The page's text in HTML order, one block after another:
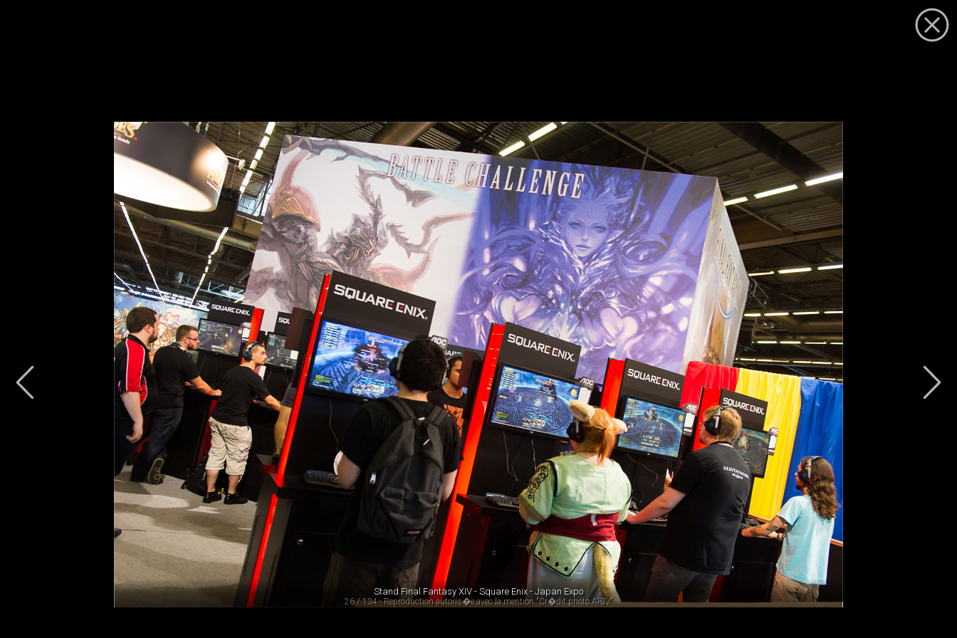
Stand Final Fantasy XIV - Square Enix - Japan Expo
26 / 134 - Reproduction autoris�e avec la mention "Cr�dit photo AFJV"